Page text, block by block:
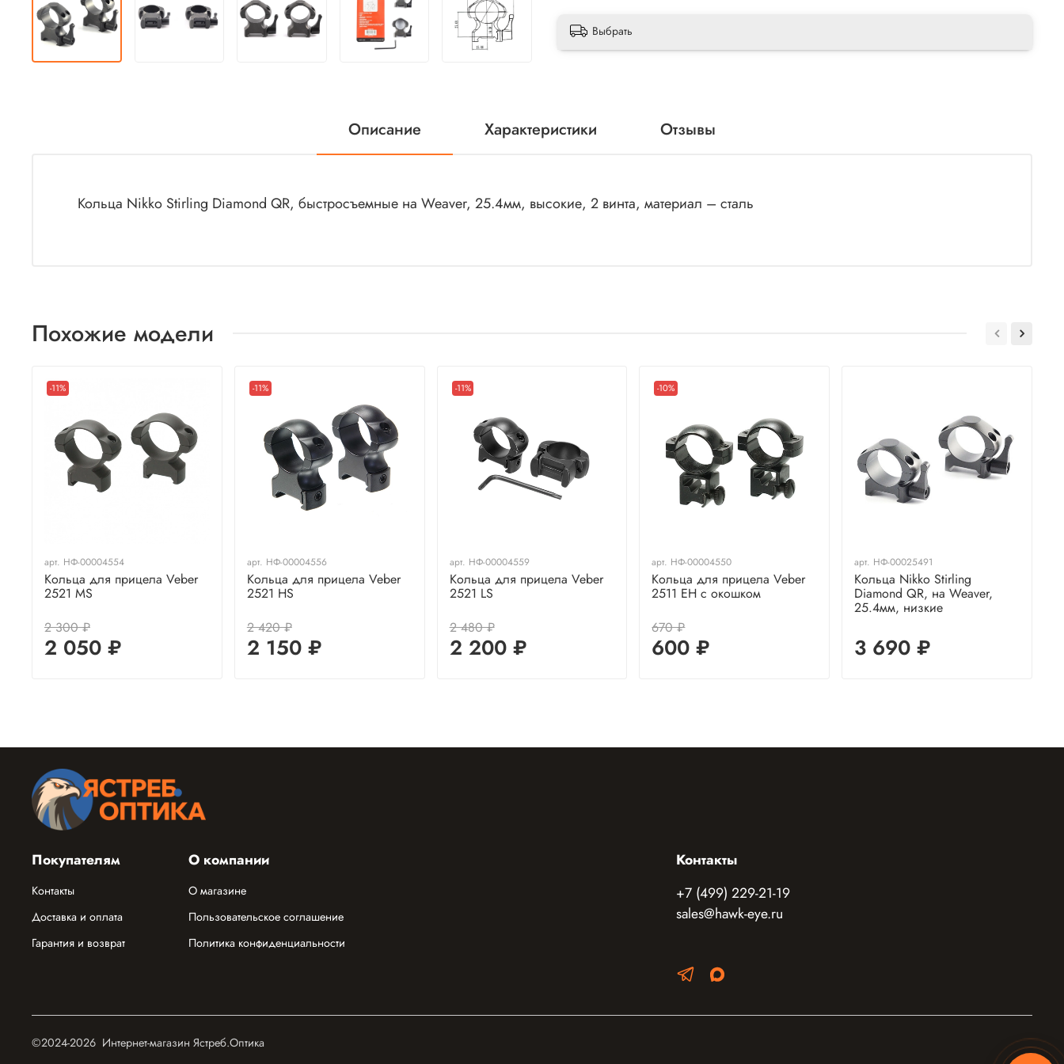
Выбрать
Описание Характеристики Отзывы
Кольца Nikko Stirling Diamond QR, быстросъемные на Weaver, 25.4мм, высокие, 2 винта, материал – сталь
Похожие модели
-11%
арт. НФ-00004554
Кольца для прицела Veber
2521 МS
2 300 ₽
2 050 ₽
-11%
арт. НФ-00004556
Кольца для прицела Veber
2521 HS
2 420 ₽
2 150 ₽
-11%
арт. НФ-00004559
Кольца для прицела Veber
2521 LS
2 480 ₽
2 200 ₽
-10%
арт. НФ-00004550
Кольца для прицела Veber
2511 EH с окошком
670 ₽
600 ₽
арт. НФ-00025491
Кольца Nikko Stirling
Diamond QR, на Weaver,
25.4мм, низкие
3 690 ₽
Покупателям
Контакты
Доставка и оплата
Гарантия и возврат
О компании
О магазине
Пользовательское соглашение
Политика конфиденциальности
Контакты
+7 (499) 229-21-19
sales@hawk-eye.ru
©2024-2026 Интернет-магазин Ястреб.Оптика